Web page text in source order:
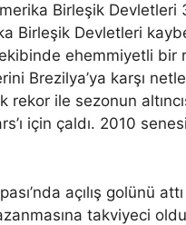
Birleşik Devletleri
Birleşik Devletleri
ehemmiyetli
Brezilya’ya karşı
rekor ile sezonun
için çaldı. 2010
açılış golünü
takviyeci